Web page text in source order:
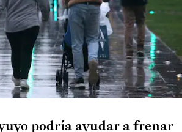
podría ayudar a frenar